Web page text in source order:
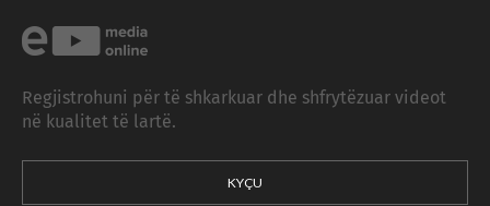
Regjistrohuni për të shkarkuar dhe shfrytëzuar videot
në kualitet të lartë.
KYÇU